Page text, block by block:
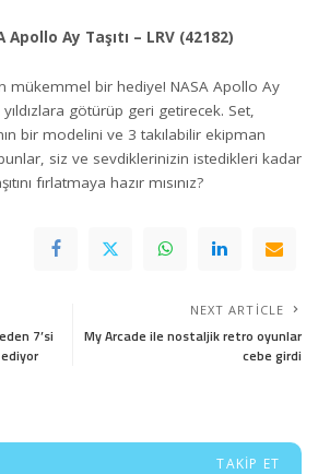
Apollo Ay Taşıtı – LRV (42182)
mükemmel bir hediye! NASA Apollo Ay
götürüp geri getirecek. Set,
bir modelini ve 3 takılabilir ekipman
siz ve sevdiklerinizin istedikleri kadar
fırlatmaya hazır mısınız?
7’si
NEXT ARTICLE
My Arcade ile nostaljik retro oyunlar
cebe girdi
TAKIP ET